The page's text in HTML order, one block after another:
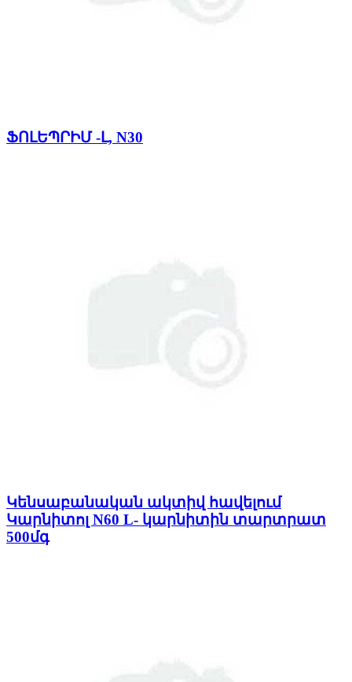
ՖՈԼԵՊՐԻՄ -Լ, N30
Կենսաբանական ակտիվ հավելում
Կարնիտոլ N60 L- կարնիտին տարտրատ
500մգ